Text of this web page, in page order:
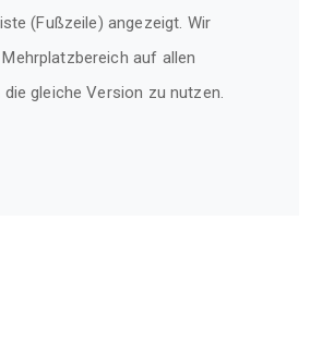
(Fußzeile) angezeigt. Wir
auf allen
gleiche Version zu nutzen.